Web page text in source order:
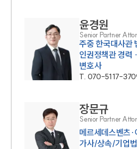
윤경원
Senior Partner
주중 한국대사관
인권정책관 경력
변호사
T. 070-5117-
장문규
Senior Partner
메르세데스벤츠
가사/상속/기업